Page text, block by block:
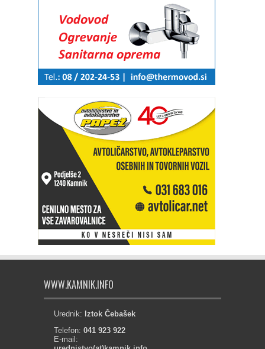
WWW.KAMNIK.INFO
Urednik: Iztok Čebašek
Telefon: 041 923 922
E-mail: